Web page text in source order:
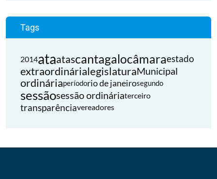
Tags
2014ataatascantagalocâmaraestado
extraordinárialegislaturaMunicipal
ordináriaperíodorio de janeirosegundo
sessãosessão ordináriaterceiro
transparênciavereadores